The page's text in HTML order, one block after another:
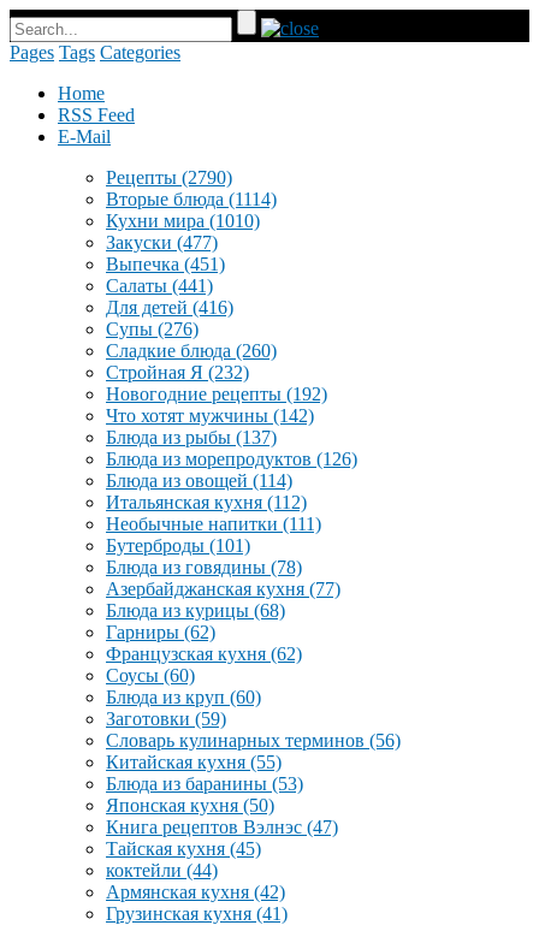
Pages Tags Categories
Home
RSS Feed
E-Mail
Рецепты (2790)
Вторые блюда (1114)
Кухни мира (1010)
Закуски (477)
Выпечка (451)
Салаты (441)
Для детей (416)
Супы (276)
Сладкие блюда (260)
Стройная Я (232)
Новогодние рецепты (192)
Что хотят мужчины (142)
Блюда из рыбы (137)
Блюда из морепродуктов (126)
Блюда из овощей (114)
Итальянская кухня (112)
Необычные напитки (111)
Бутерброды (101)
Блюда из говядины (78)
Азербайджанская кухня (77)
Блюда из курицы (68)
Гарниры (62)
Французская кухня (62)
Соусы (60)
Блюда из круп (60)
Заготовки (59)
Словарь кулинарных терминов (56)
Китайская кухня (55)
Блюда из баранины (53)
Японская кухня (50)
Книга рецептов Вэлнэс (47)
Тайская кухня (45)
коктейли (44)
Армянская кухня (42)
Грузинская кухня (41)